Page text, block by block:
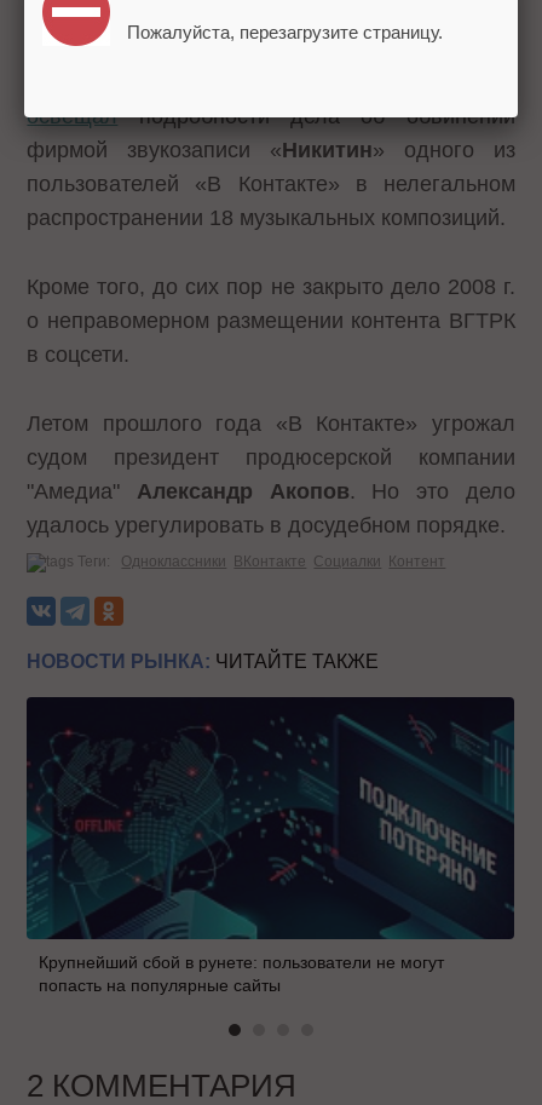
лета), то название самой популярной соцсети
Рунета уже упоминалось в связи с темой
освещалподробности дела об обвинении
фирмой звукозаписи «Никитин» одного из
пользователей «В Контакте» в нелегальном
распространении 18 музыкальных композиций.
Кроме того, до сих пор не закрыто дело 2008 г.
о неправомерном размещении контента ВГТРК
в соцсети.
Летом прошлого года «В Контакте» угрожал
судом президент продюсерской компании
"Амедиа" Александр Акопов. Но это дело
удалось урегулировать в досудебном порядке.
Теги: Одноклассники ВКонтакте Социалки Контент
НОВОСТИ РЫНКА: ЧИТАЙТЕ ТАКЖЕ
Крупнейший сбой в рунете: пользователи не могут
попасть на популярные сайты
2 КОММЕНТАРИЯ
Пожалуйста, перезагрузите страницу.